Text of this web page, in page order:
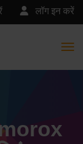
लॉग इन करें